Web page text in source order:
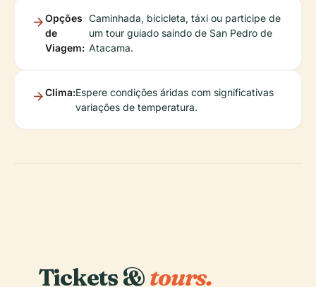
Opções
de
Viagem:
Caminhada, bicicleta, táxi ou participe de
um tour guiado saindo de San Pedro de
Atacama.
Clima:Espere condições áridas com significativas
variações de temperatura.
Tickets &tours.